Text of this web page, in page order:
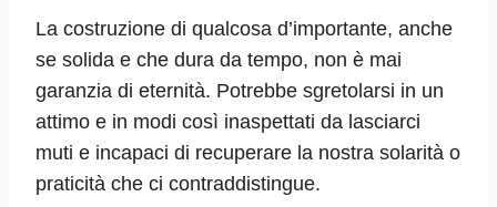
La costruzione di qualcosa d’importante, anche
se solida e che dura da tempo, non è mai
garanzia di eternità. Potrebbe sgretolarsi in un
attimo e in modi così inaspettati da lasciarci
muti e incapaci di recuperare la nostra solarità o
praticità che ci contraddistingue.